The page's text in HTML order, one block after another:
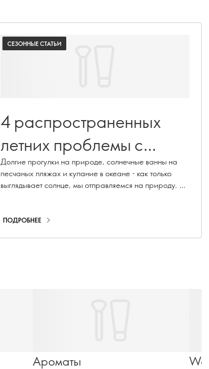
СЕЗОННЫЕ СТАТЬИ
4 распространенных
летних проблемы с
кожей, которые вы
можете предотвратить
Долгие прогулки на природе, солнечные ванны на
песчаных пляжах и купание в океане - как только
выглядывает солнце, мы отправляемся на природу. Но
распространенные летние проблемы с кожей и
ПОДРОБНЕЕ
Ароматы